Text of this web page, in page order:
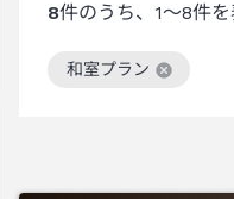
8件のうち、 1～8件
和室プラン
この絞り込み条件を解